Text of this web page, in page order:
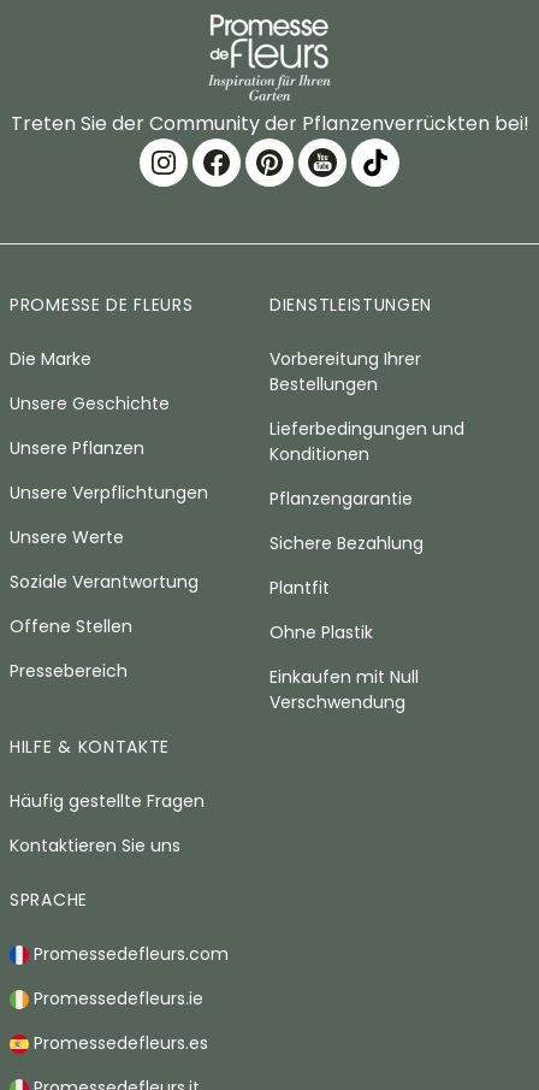
Treten Sie der Community der Pflanzenverrückten bei!
PROMESSE DE FLEURS
Die Marke
Unsere Geschichte
Unsere Pflanzen
Unsere Verpflichtungen
Unsere Werte
Soziale Verantwortung
Offene Stellen
Pressebereich
DIENSTLEISTUNGEN
Vorbereitung Ihrer
Bestellungen
Lieferbedingungen und
Konditionen
Pflanzengarantie
Sichere Bezahlung
Plantfit
Ohne Plastik
Einkaufen mit Null
Verschwendung
HILFE & KONTAKTE
Häufig gestellte Fragen
Kontaktieren Sie uns
SPRACHE
Promessedefleurs.com
Promessedefleurs.ie
Promessedefleurs.es